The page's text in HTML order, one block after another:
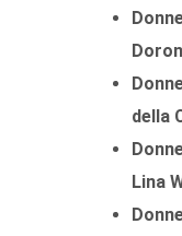
della
Lina